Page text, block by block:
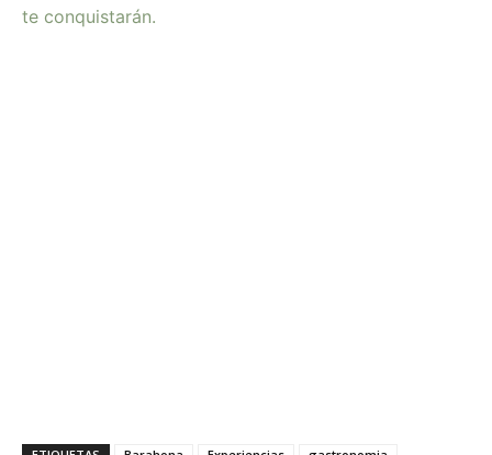
te conquistarán.